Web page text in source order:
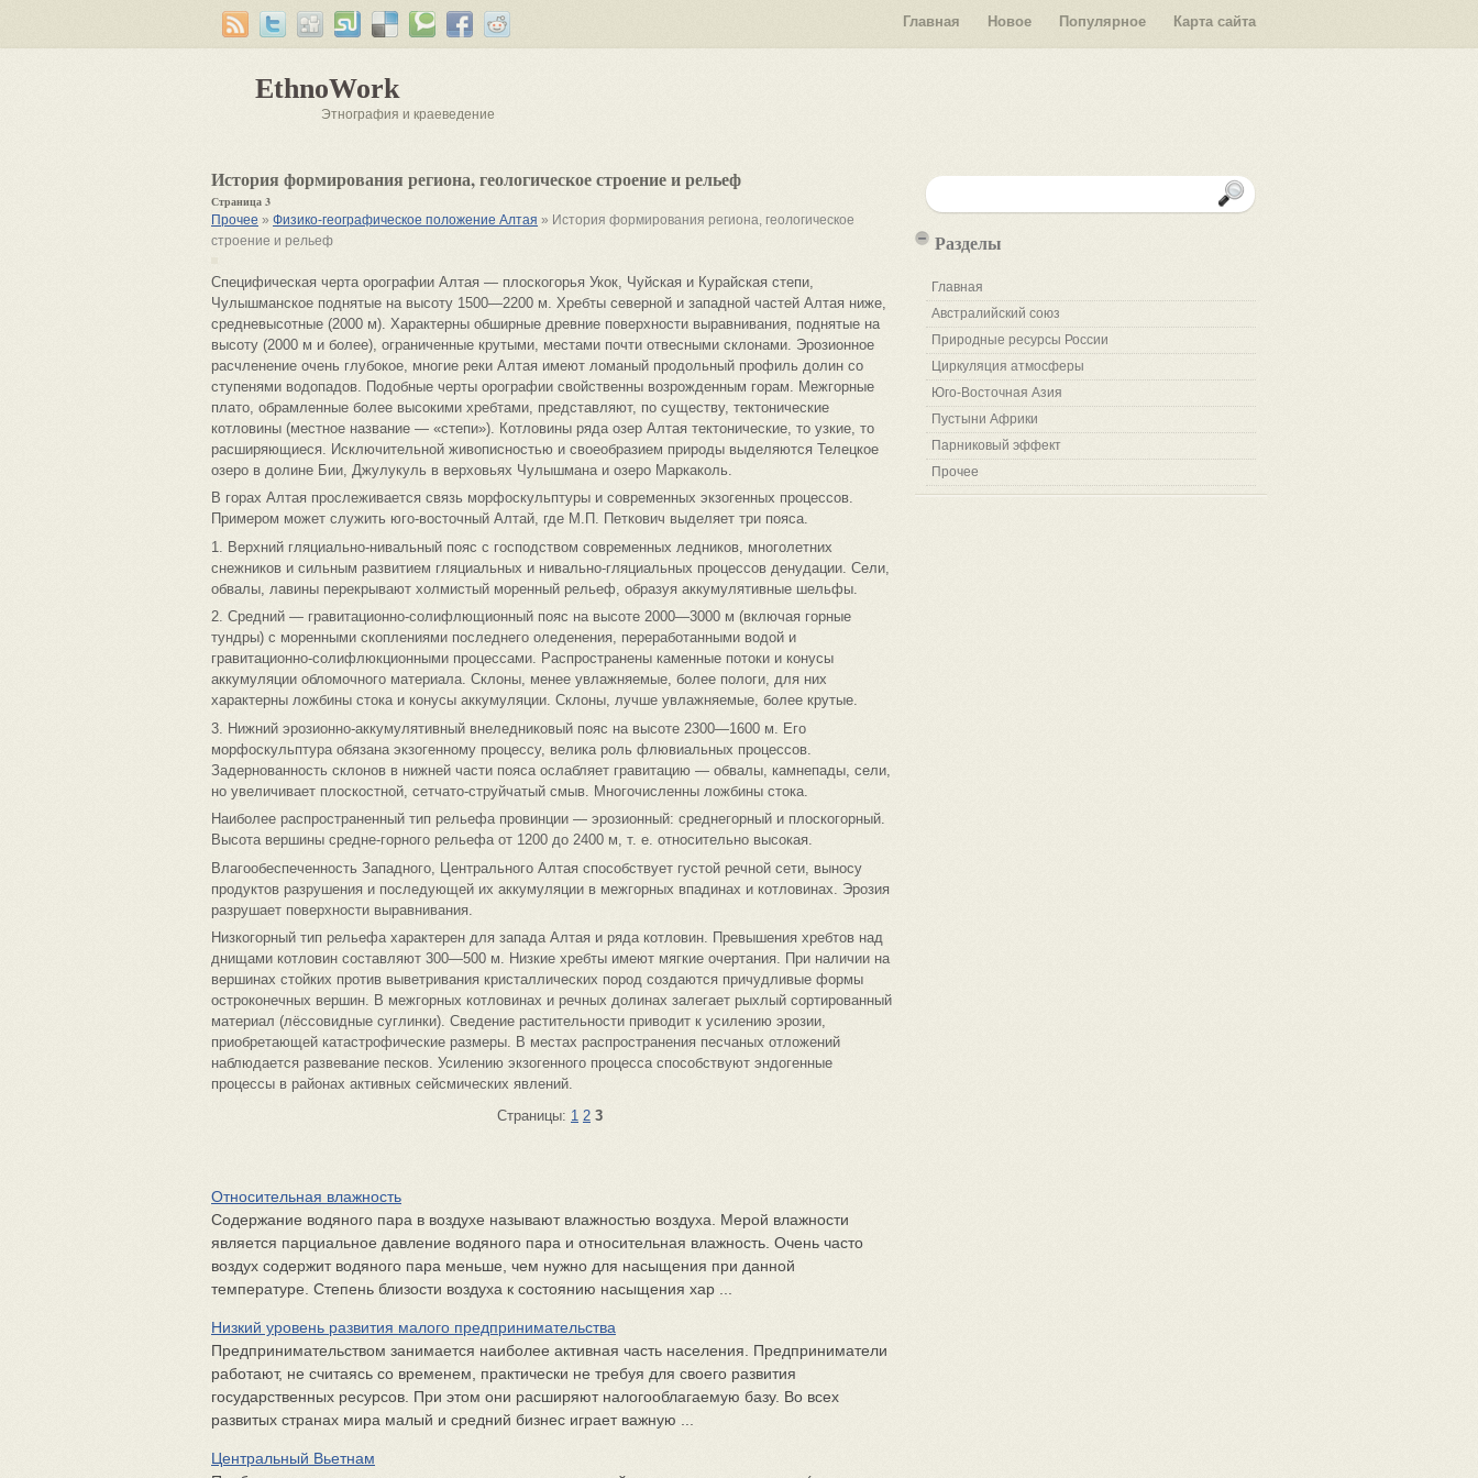
EthnoWork
Этнография и краеведение
Главная Новое Популярное Карта сайта
История формирования региона, геологическое строение и рельеф
Страница 3
Прочее » Физико-географическое положение Алтая » История формирования региона, геологическое
строение и рельеф
Специфическая черта орографии Алтая — плоскогорья Укок, Чуйская и Курайская степи,
Чулышманское поднятые на высоту 1500—2200 м. Хребты северной и западной частей Алтая ниже,
средневысотные (2000 м). Характерны обширные древние поверхности выравнивания, поднятые на
высоту (2000 м и более), ограниченные крутыми, местами почти отвесными склонами. Эрозионное
расчленение очень глубокое, многие реки Алтая имеют ломаный продольный профиль долин со
ступенями водопадов. Подобные черты орографии свойственны возрожденным горам. Межгорные
плато, обрамленные более высокими хребтами, представляют, по существу, тектонические
котловины (местное название — «степи»). Котловины ряда озер Алтая тектонические, то узкие, то
расширяющиеся. Исключительной живописностью и своеобразием природы выделяются Телецкое
озеро в долине Бии, Джулукуль в верховьях Чулышмана и озеро Маркаколь.
В горах Алтая прослеживается связь морфоскульптуры и современных экзогенных процессов.
Примером может служить юго-восточный Алтай, где М.П. Петкович выделяет три пояса.
1. Верхний гляциально-нивальный пояс с господством современных ледников, многолетних
снежников и сильным развитием гляциальных и нивально-гляциальных процессов денудации. Сели,
обвалы, лавины перекрывают холмистый моренный рельеф, образуя аккумулятивные шельфы.
2. Средний — гравитационно-солифлющионный пояс на высоте 2000—3000 м (включая горные
тундры) с моренными скоплениями последнего оледенения, переработанными водой и
гравитационно-солифлюкционными процессами. Распространены каменные потоки и конусы
аккумуляции обломочного материала. Склоны, менее увлажняемые, более пологи, для них
характерны ложбины стока и конусы аккумуляции. Склоны, лучше увлажняемые, более крутые.
3. Нижний эрозионно-аккумулятивный внеледниковый пояс на высоте 2300—1600 м. Его
морфоскульптура обязана экзогенному процессу, велика роль флювиальных процессов.
Задернованность склонов в нижней части пояса ослабляет гравитацию — обвалы, камнепады, сели,
но увеличивает плоскостной, сетчато-струйчатый смыв. Многочисленны ложбины стока.
Наиболее распространенный тип рельефа провинции — эрозионный: среднегорный и плоскогорный.
Высота вершины средне-горного рельефа от 1200 до 2400 м, т. е. относительно высокая.
Влагообеспеченность Западного, Центрального Алтая способствует густой речной сети, выносу
продуктов разрушения и последующей их аккумуляции в межгорных впадинах и котловинах. Эрозия
разрушает поверхности выравнивания.
Низкогорный тип рельефа характерен для запада Алтая и ряда котловин. Превышения хребтов над
днищами котловин составляют 300—500 м. Низкие хребты имеют мягкие очертания. При наличии на
вершинах стойких против выветривания кристаллических пород создаются причудливые формы
остроконечных вершин. В межгорных котловинах и речных долинах залегает рыхлый сортированный
материал (лёссовидные суглинки). Сведение растительности приводит к усилению эрозии,
приобретающей катастрофические размеры. В местах распространения песчаных отложений
наблюдается развевание песков. Усилению экзогенного процесса способствуют эндогенные
процессы в районах активных сейсмических явлений.
Страницы: 1 2 3
Относительная влажность
Содержание водяного пара в воздухе называют влажностью воздуха. Мерой влажности
является парциальное давление водяного пара и относительная влажность. Очень часто
воздух содержит водяного пара меньше, чем нужно для насыщения при данной
температуре. Степень близости воздуха к состоянию насыщения хар ...
Низкий уровень развития малого предпринимательства
Предпринимательством занимается наиболее активная часть населения. Предприниматели
работают, не считаясь со временем, практически не требуя для своего развития
государственных ресурсов. При этом они расширяют налогооблагаемую базу. Во всех
развитых странах мира малый и средний бизнес играет важную ...
Центральный Вьетнам
Разделы
Главная
Австралийский союз
Природные ресурсы России
Циркуляция атмосферы
Юго-Восточная Азия
Пустыни Африки
Парниковый эффект
Прочее